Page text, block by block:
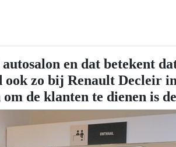
en dat betekent
zo bij Renault Decleir
de klanten te dienen is